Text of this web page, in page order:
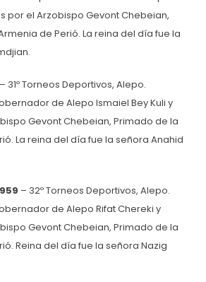
por el Arzobispo Gevont Chebeian,
de Perió. La reina del día fue la
– 31º Torneos Deportivos, Alepo.
de Alepo Ismaiel Bey Kuli y
Gevont Chebeian, Primado de la
La reina del día fue la señora Anahid
– 32º Torneos Deportivos, Alepo.
de Alepo Rifat Chereki y
Gevont Chebeian, Primado de la
Reina del día fue la señora Nazig